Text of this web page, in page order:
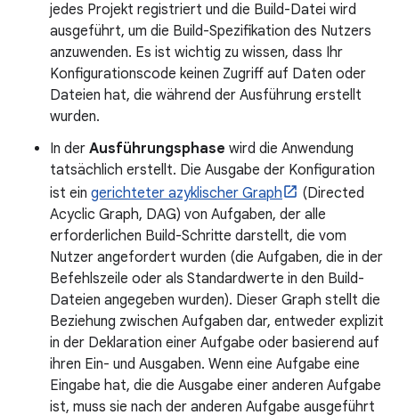
jedes Projekt registriert und die Build-Datei wird
ausgeführt, um die Build-Spezifikation des Nutzers
anzuwenden. Es ist wichtig zu wissen, dass Ihr
Konfigurationscode keinen Zugriff auf Daten oder
Dateien hat, die während der Ausführung erstellt
wurden.
In der Ausführungsphase wird die Anwendung
tatsächlich erstellt. Die Ausgabe der Konfiguration
ist ein gerichteter azyklischer Graph
(Directed
Acyclic Graph, DAG) von Aufgaben, der alle
erforderlichen Build-Schritte darstellt, die vom
Nutzer angefordert wurden (die Aufgaben, die in der
Befehlszeile oder als Standardwerte in den Build-
Dateien angegeben wurden). Dieser Graph stellt die
Beziehung zwischen Aufgaben dar, entweder explizit
in der Deklaration einer Aufgabe oder basierend auf
ihren Ein- und Ausgaben. Wenn eine Aufgabe eine
Eingabe hat, die die Ausgabe einer anderen Aufgabe
ist, muss sie nach der anderen Aufgabe ausgeführt